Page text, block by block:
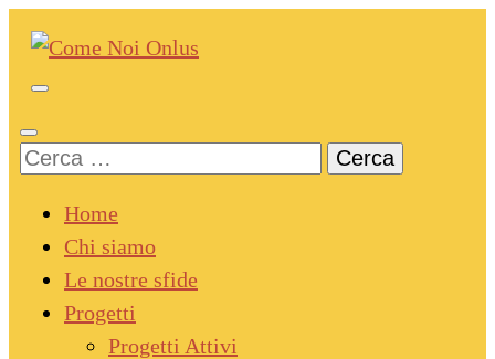
content
(Press
Enter)
Ricerca
Home
Chi siamo
Le nostre sfide
Progetti
Progetti Attivi